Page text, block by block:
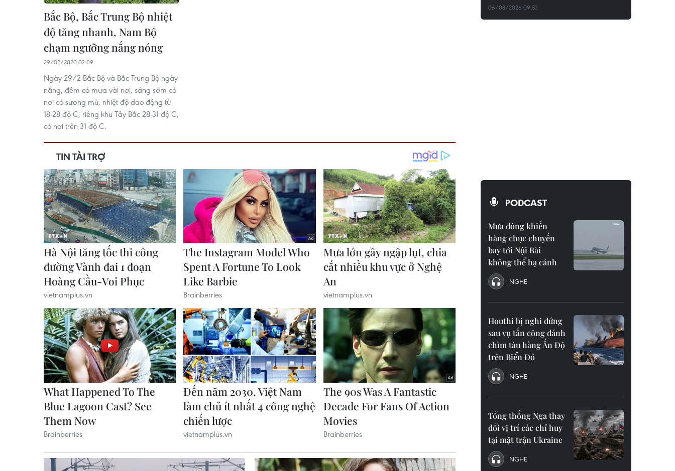
Bắc Bộ, Bắc Trung Bộ nhiệt
độ tăng nhanh, Nam Bộ
chạm ngưỡng nắng nóng
29/02/2020 02:09
Ngày 29/2 Bắc Bộ và Bắc Trung Bộ ngày
nắng, đêm có mưa vài nơi, sáng sớm có
nơi có sương mù, nhiệt độ dao động từ
18-28 độ C, riêng khu Tây Bắc 28-31 độ C,
có nơi trên 31 độ C.
06/08/2026 09:53
PODCAST
Mưa dông khiến
hàng chục chuyến
bay tới Nội Bài
không thể hạ cánh
NGHE
Houthi bị nghi đứng
sau vụ tấn công đánh
chìm tàu hàng Ấn Độ
trên Biển Đỏ
NGHE
Tổng thống Nga thay
đổi vị trí các chỉ huy
tại mặt trận Ukraine
NGHE